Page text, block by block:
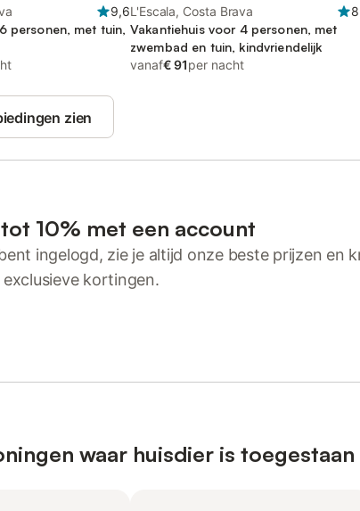
9,6
personen, met tuin,
L'Escala, Costa Brava
Vakantiehuis voor 4 personen, met
zwembad en tuin, kindvriendelijk
vanaf€ 91per nacht
zien
10% met een account
ingelogd, zie je altijd onze beste prijzen en
kortingen.
waar huisdier is toegestaan